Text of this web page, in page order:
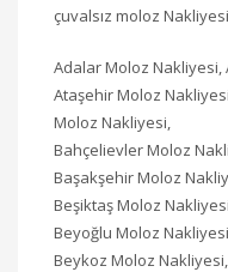
çuvalsız moloz
Adalar Moloz
Ataşehir Moloz
Moloz Nakliyesi,
Bahçelievler Moloz
Başakşehir Moloz
Beşiktaş Moloz
Beyoğlu Moloz
Beykoz Moloz